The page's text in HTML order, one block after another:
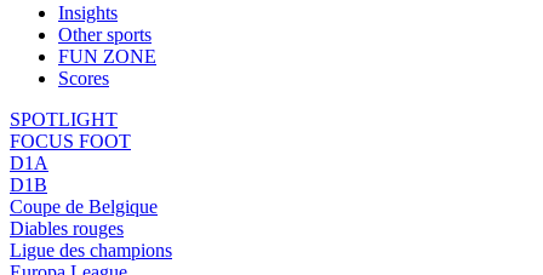
Insights
Other sports
FUN ZONE
Scores
SPOTLIGHT
FOCUS FOOT
D1A
D1B
Coupe de Belgique
Diables rouges
Ligue des champions